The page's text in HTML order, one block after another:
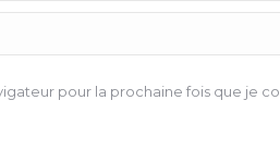
pour la prochaine fois que je